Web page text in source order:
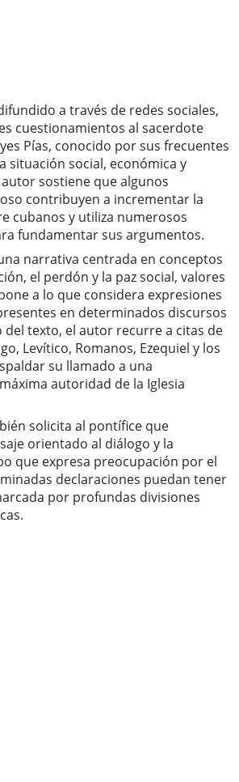
a través de redes sociales,
cuestionamientos al sacerdote
Pías, conocido por sus frecuentes
situación social, económica y
sostiene que algunos
contribuyen a incrementar la
cubanos y utiliza numerosos
fundamentar sus argumentos.
narrativa centrada en conceptos
el perdón y la paz social, valores
a lo que considera expresiones
en determinados discursos
del texto, el autor recurre a citas de
Levítico, Romanos, Ezequiel y los
su llamado a una
autoridad de la Iglesia
solicita al pontífice que
orientado al diálogo y la
que expresa preocupación por el
declaraciones puedan tener
por profundas divisiones